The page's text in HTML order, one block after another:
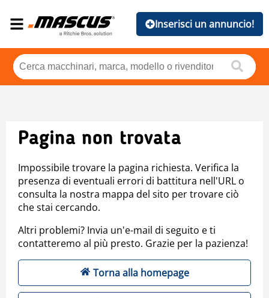
Inserisci un annuncio!
Pagina non trovata
Impossibile trovare la pagina richiesta. Verifica la
presenza di eventuali errori di battitura nell'URL o
consulta la nostra mappa del sito per trovare ciò
che stai cercando.
Altri problemi? Invia un'e-mail di seguito e ti
contatteremo al più presto. Grazie per la pazienza!
Torna alla homepage